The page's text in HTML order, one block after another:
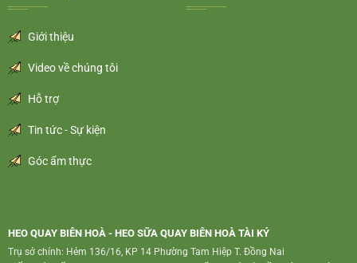
Giới thiệu
Video về chúng tôi
Hỗ trợ
Tin tức - Sự kiện
Góc ẩm thực
HEO QUAY BIÊN HOÀ - HEO SỮA QUAY BIÊN HOÀ TÀI KÝ
Trụ sở chính: Hẻm 136/16, KP 14 Phường Tam Hiệp T. Đồng Nai